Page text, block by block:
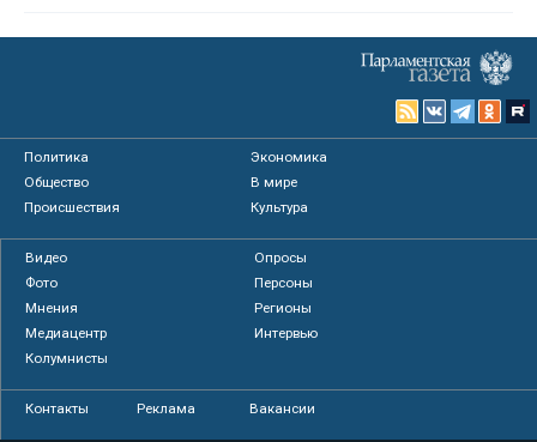
Политика
Экономика
Общество
В мире
Происшествия
Культура
Видео
Опросы
Фото
Персоны
Мнения
Регионы
Медиацентр
Интервью
Колумнисты
Контакты Реклама Вакансии